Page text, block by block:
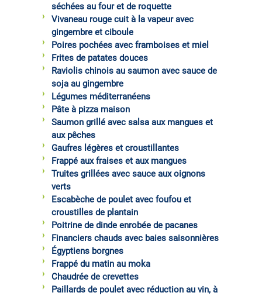
séchées au four et de roquette
Vivaneau rouge cuit à la vapeur avec
gingembre et ciboule
Poires pochées avec framboises et miel
Frites de patates douces
Raviolis chinois au saumon avec sauce de
soja au gingembre
Légumes méditerranéens
Pâte à pizza maison
Saumon grillé avec salsa aux mangues et
aux pêches
Gaufres légères et croustillantes
Frappé aux fraises et aux mangues
Truites grillées avec sauce aux oignons
verts
Escabèche de poulet avec foufou et
croustilles de plantain
Poitrine de dinde enrobée de pacanes
Financiers chauds avec baies saisonnières
Égyptiens borgnes
Frappé du matin au moka
Chaudrée de crevettes
Paillards de poulet avec réduction au vin, à